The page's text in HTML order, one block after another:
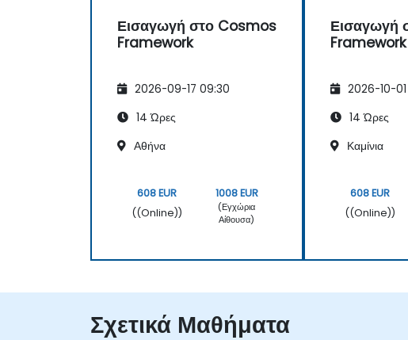
Εισαγωγή στο Cosmos
Framework
2026-09-17 09:30
14 Ώρες
Αθήνα
608 EUR
((Online))
1008 EUR
(Εγχώρια
Αίθουσα)
Εισαγωγή
Framework
2026-10-
14 Ώρες
Καμίνια
608 EUR
((Online))
Σχετικά Μαθήματα